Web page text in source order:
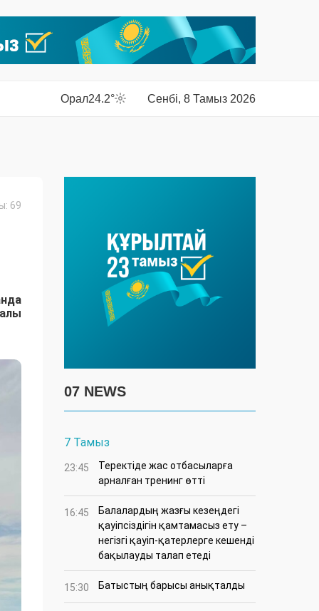
Орал24.2° Сенбі, 8 Тамыз 2026
69
07 NEWS
7 Тамыз
23:45
​Теректіде жас отбасыларға
арналған тренинг өтті
16:45
Балалардың жазғы кезеңдегі
қауіпсіздігін қамтамасыз ету –
негізгі қауіп-қатерлерге кешенді
бақылауды талап етеді
15:30 Батыстың барысы анықталды